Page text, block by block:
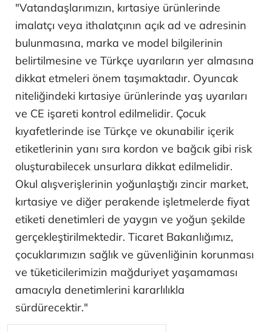
"Vatandaşlarımızın, kırtasiye ürünlerinde
imalatçı veya ithalatçının açık ad ve adresinin
bulunmasına, marka ve model bilgilerinin
belirtilmesine ve Türkçe uyarıların yer almasına
dikkat etmeleri önem taşımaktadır. Oyuncak
niteliğindeki kırtasiye ürünlerinde yaş uyarıları
ve CE işareti kontrol edilmelidir. Çocuk
kıyafetlerinde ise Türkçe ve okunabilir içerik
etiketlerinin yanı sıra kordon ve bağcık gibi risk
oluşturabilecek unsurlara dikkat edilmelidir.
Okul alışverişlerinin yoğunlaştığı zincir market,
kırtasiye ve diğer perakende işletmelerde fiyat
etiketi denetimleri de yaygın ve yoğun şekilde
gerçekleştirilmektedir. Ticaret Bakanlığımız,
çocuklarımızın sağlık ve güvenliğinin korunması
ve tüketicilerimizin mağduriyet yaşamaması
amacıyla denetimlerini kararlılıkla
sürdürecektir."